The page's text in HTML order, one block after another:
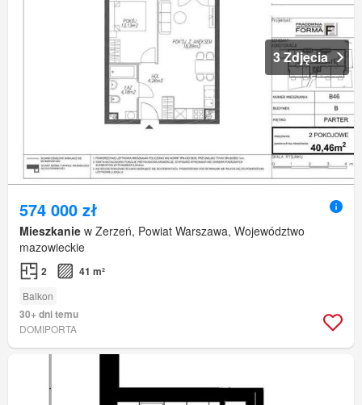
3 Zdjęcia
574 000 zł
Mieszkanie w Zerzeń, Powiat Warszawa, Województwo
mazowieckie
2 41 m²
Balkon
30+ dni temu
DOMIPORTA